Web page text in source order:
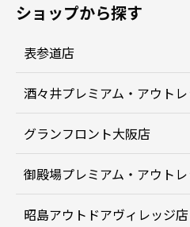
ショップから探す
表参道店
酒々井プレミアム・アウト
グランフロント大阪店
御殿場プレミアム・アウト
昭島アウトドアヴィレッジ店